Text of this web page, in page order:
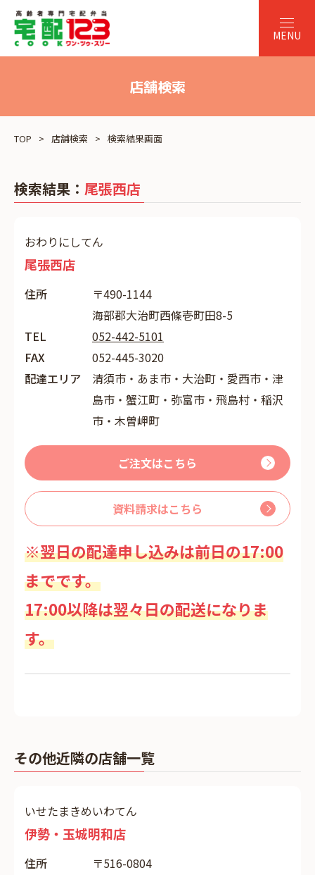
店舗検索
TOP 店舗検索 検索結果画面
検索結果： 尾張西店
おわりにしてん
尾張西店
住所
〒490-1144
海部郡大治町西條壱町田8-5
TEL
052-442-5101
FAX
052-445-3020
配達エリア
清須市・あま市・大治町・愛西市・津
島市・蟹江町・弥富市・飛島村・稲沢
市・木曽岬町
ご注文はこちら
資料請求はこちら
※翌日の配達申し込みは前日の17:00
までです。
17:00以降は翌々日の配送になりま
す。
その他近隣の店舗一覧
いせたまきめいわてん
伊勢・玉城明和店
住所
〒516-0804